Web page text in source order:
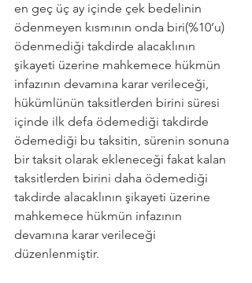
en geç üç ay içinde çek bedelinin
ödenmeyen kısmının onda biri(%10’u)
ödenmediği takdirde alacaklının
şikayeti üzerine mahkemece hükmün
infazının devamına karar verileceği,
hükümlünün taksitlerden birini süresi
içinde ilk defa ödemediği takdirde
ödemediği bu taksitin, sürenin sonuna
bir taksit olarak ekleneceği fakat kalan
taksitlerden birini daha ödemediği
takdirde alacaklının şikayeti üzerine
mahkemece hükmün infazının
devamına karar verileceği
düzenlenmiştir.